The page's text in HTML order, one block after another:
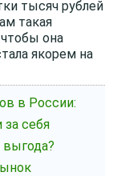
тысяч рублей
такая
она
якорем на
в России:
себя